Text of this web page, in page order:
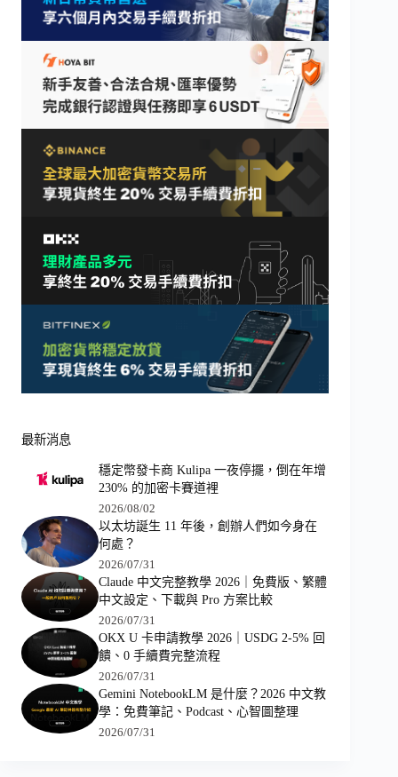
最新消息
穩定幣發卡商 Kulipa 一夜停擺，倒在年增
230% 的加密卡賽道裡
2026/08/02
以太坊誕生 11 年後，創辦人們如今身在
何處？
2026/07/31
Claude 中文完整教學 2026｜免費版、繁體
中文設定、下載與 Pro 方案比較
2026/07/31
OKX U 卡申請教學 2026｜USDG 2-5% 回
饋、0 手續費完整流程
2026/07/31
Gemini NotebookLM 是什麼？2026 中文教
學：免費筆記、Podcast、心智圖整理
2026/07/31